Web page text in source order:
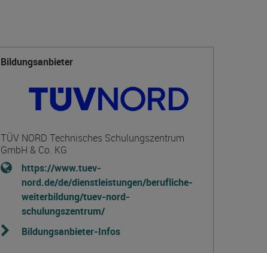
Bildungsanbieter
TÜV NORD Technisches Schulungszentrum
GmbH & Co. KG
https://www.tuev-
nord.de/de/dienstleistungen/berufliche-
weiterbildung/tuev-nord-
schulungszentrum/
Bildungsanbieter-Infos